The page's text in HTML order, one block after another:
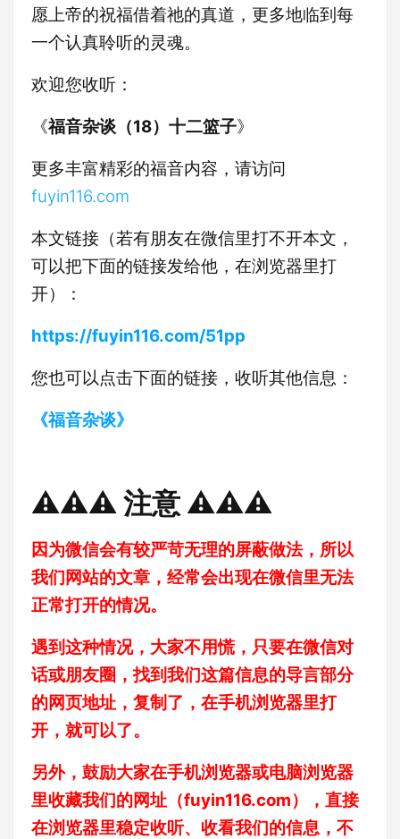
愿上帝的祝福借着祂的真道，更多地临到每
一个认真聆听的灵魂。
欢迎您收听：
《福音杂谈（18）十二篮子》
更多丰富精彩的福音内容，请访问
fuyin116.com
本文链接（若有朋友在微信里打不开本文，
可以把下面的链接发给他，在浏览器里打
开）：
https://fuyin116.com/51pp
您也可以点击下面的链接，收听其他信息：
《福音杂谈》
⚠️⚠️⚠️ 注意 ⚠️⚠️⚠️
因为微信会有较严苛无理的屏蔽做法，所以
我们网站的文章，经常会出现在微信里无法
正常打开的情况。
遇到这种情况，大家不用慌，只要在微信对
话或朋友圈，找到我们这篇信息的导言部分
的网页地址，复制了，在手机浏览器里打
开，就可以了。
另外，鼓励大家在手机浏览器或电脑浏览器
里收藏我们的网址（fuyin116.com），直接
在浏览器里稳定收听、收看我们的信息，不